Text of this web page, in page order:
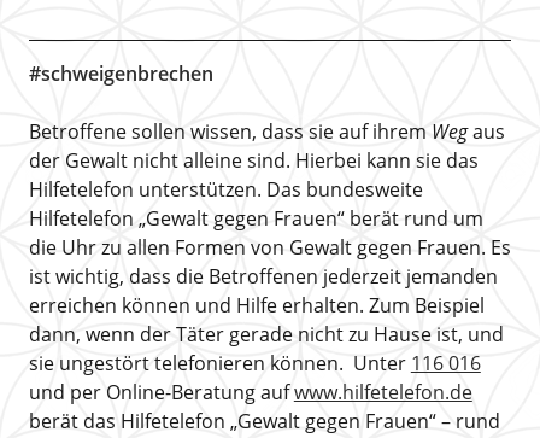
#schweigenbrechen
Betroffene sollen wissen, dass sie auf ihrem Wegaus
der Gewalt nicht alleine sind. Hierbei kann sie das
Hilfetelefon unterstützen. Das bundesweite
Hilfetelefon „Gewalt gegen Frauen“ berät rund um
die Uhr zu allen Formen von Gewalt gegen Frauen. Es
ist wichtig, dass die Betroffenen jederzeit jemanden
erreichen können und Hilfe erhalten. Zum Beispiel
dann, wenn der Täter gerade nicht zu Hause ist, und
sie ungestört telefonieren können. Unter 116 016
und per Online-Beratung aufwww.hilfetelefon.de
berät das Hilfetelefon „Gewalt gegen Frauen“ – rund